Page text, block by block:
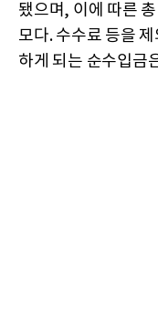
됐으며, 이에 따른
모다. 수수료 등을
하게 되는 순수입금